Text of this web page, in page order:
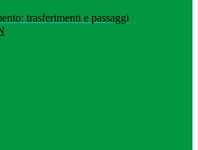
trasferimenti e passaggi